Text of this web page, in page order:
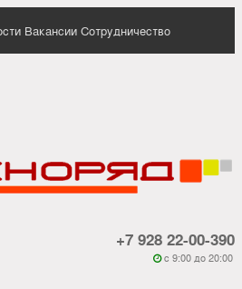
Вакансии Сотрудничество
+7 928 22-00-390
 c 9:00 до 20:00